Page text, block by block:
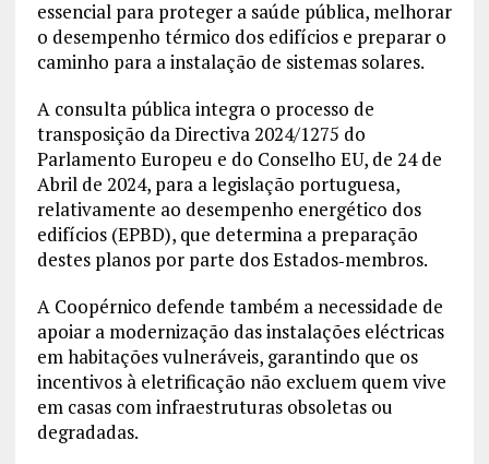
essencial para proteger a saúde pública, melhorar
o desempenho térmico dos edifícios e preparar o
caminho para a instalação de sistemas solares.
A consulta pública integra o processo de
transposição da Directiva 2024/1275 do
Parlamento Europeu e do Conselho EU, de 24 de
Abril de 2024, para a legislação portuguesa,
relativamente ao desempenho energético dos
edifícios (EPBD), que determina a preparação
destes planos por parte dos Estados‑membros.
A Coopérnico defende também a necessidade de
apoiar a modernização das instalações eléctricas
em habitações vulneráveis, garantindo que os
incentivos à eletrificação não excluem quem vive
em casas com infraestruturas obsoletas ou
degradadas.